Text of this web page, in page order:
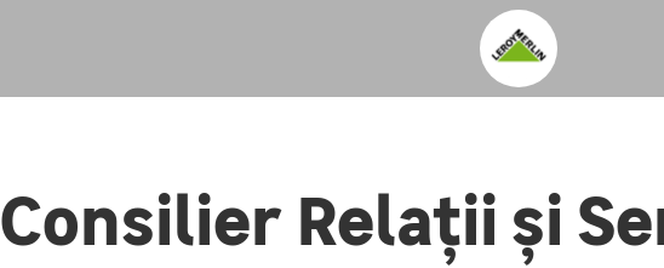
Consilier Relații și